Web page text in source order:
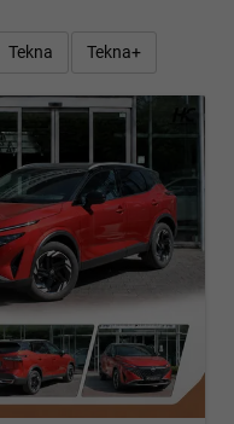
Tekna Tekna+